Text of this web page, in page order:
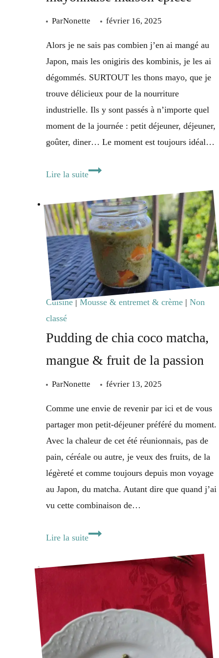
ParNonette février 16, 2025
Alors je ne sais pas combien j’en ai mangé au
Japon, mais les onigiris des kombinis, je les ai
dégommés. SURTOUT les thons mayo, que je
trouve délicieux pour de la nourriture
industrielle. Ils y sont passés à n’importe quel
moment de la journée : petit déjeuner, déjeuner,
goûter, diner… Le moment est toujours idéal…
Lire la suiteOnigiri
mayo
avec
sa
mayonnaise
maison
épicée
Cuisine | Mousse & entremet & crème | Non
classé
Pudding de chia coco matcha,
mangue & fruit de la passion
ParNonette février 13, 2025
Comme une envie de revenir par ici et de vous
partager mon petit-déjeuner préféré du moment.
Avec la chaleur de cet été réunionnais, pas de
pain, céréale ou autre, je veux des fruits, de la
légèreté et comme toujours depuis mon voyage
au Japon, du matcha. Autant dire que quand j’ai
vu cette combinaison de…
Lire la suitePudding
chia
matcha,
mangue
&
fruit